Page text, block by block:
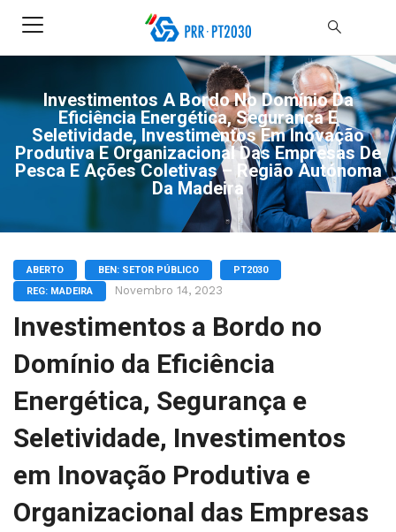
Investimentos A Bordo No Domínio Da
Eficiência Energética, Segurança E
Seletividade, Investimentos Em Inovação
Produtiva E Organizacional Das Empresas De
Pesca E Ações Coletivas – Região Autónoma
Da Madeira
ABERTO BEN: SETOR PÚBLICO
PT2030
REG: MADEIRA
Novembro 14, 2023
Investimentos a Bordo no
Domínio da Eficiência
Energética, Segurança e
Seletividade, Investimentos
em Inovação Produtiva e
Organizacional das Empresas